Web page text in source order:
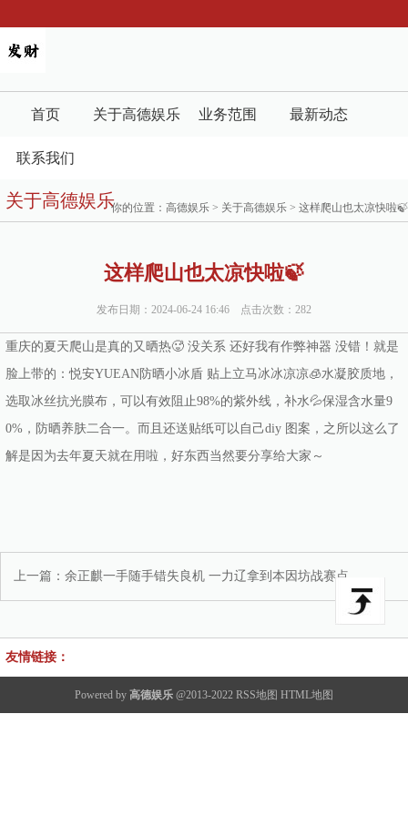
首页 关于高德娱乐 业务范围 最新动态
联系我们
关于高德娱乐你的位置： 高德娱乐 > 关于高德娱乐 > 这样爬山也太凉快啦🍃
这样爬山也太凉快啦🍃
发布日期：2024-06-24 16:46 点击次数：282
重庆的夏天爬山是真的又晒热🥵 没关系 还好我有作弊神器 没错！就是
脸上带的：悦安YUEAN防晒小冰盾 贴上立马冰冰凉凉🧊水凝胶质地，
选取冰丝抗光膜布，可以有效阻止98%的紫外线，补水💦保湿含水量9
0%，防晒养肤二合一。而且还送贴纸可以自己diy 图案，之所以这么了
解是因为去年夏天就在用啦，好东西当然要分享给大家～
上一篇： 余正麒一手随手错失良机 一力辽拿到本因坊战赛点
友情链接：
Powered by 高德娱乐 @2013-2022 RSS地图 HTML地图